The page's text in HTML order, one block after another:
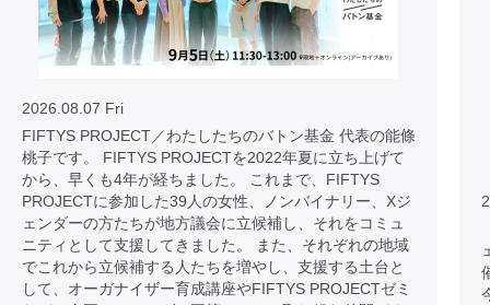
2026.08.07 Fri
FIFTYS PROJECT／わたしたちのバトン基金 代表の能條
桃子です。 FIFTYS PROJECTを2022年夏に立ち上げて
から、早くも4年が経ちました。 これまで、FIFTYS
PROJECTに参加した39人の女性、ノンバイナリー、Xジ
ェンダーの方たちが地方議会に立候補し、それをコミュ
ニティとして支援してきました。 また、それぞれの地域
でこれから立候補する人たちを増やし、支援する土台と
して、オーガナイザー育成講座やFIFTYS PROJECTゼミ